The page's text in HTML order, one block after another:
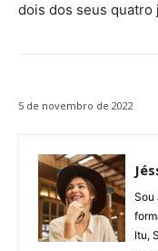
dois dos seus quatro
5 de novembro de 2022
Sou
Itu,